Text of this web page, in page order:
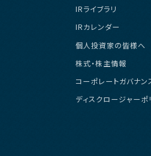
IRライブラリ
IRカ レンダー
個人投資家の皆様へ
株式・株主情報
コーポレー トガバナン
ディスクロージャーポ